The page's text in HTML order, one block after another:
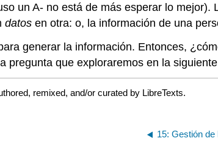
un A- no está de más esperar lo mejor).
datos en otra: o, la información de una
generar la información. Entonces,
pregunta que exploraremos en la
remixed, and/or curated by LibreTexts.
15: Gestión